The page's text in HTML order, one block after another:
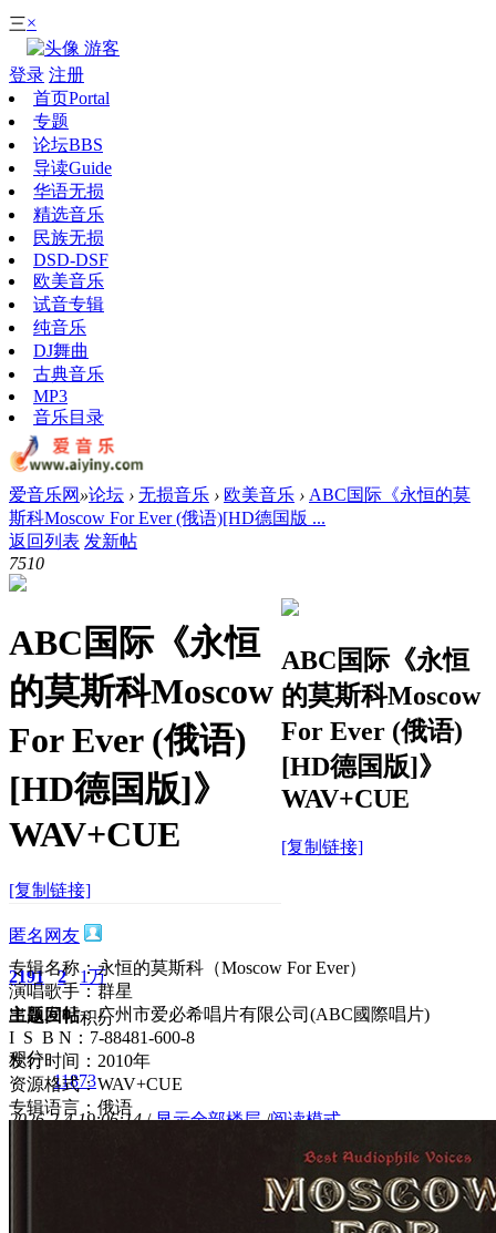
三×
游客
登录 注册
首页Portal
专题
论坛BBS
导读Guide
华语无损
精选音乐
民族无损
DSD-DSF
欧美音乐
试音专辑
纯音乐
DJ舞曲
古典音乐
MP3
音乐目录
爱音乐网 »论坛 › 无损音乐 › 欧美音乐 › ABC国际《永恒的莫
斯科Moscow For Ever (俄语)[HD德国版 ...
返回列表 发新帖
7510
ABC国际《永恒
的莫斯科Moscow
For Ever (俄语)
[HD德国版]》
WAV+CUE
[复制链接]
ABC国际《永恒
的莫斯科Moscow
For Ever (俄语)
[HD德国版]》
WAV+CUE
[复制链接]
匿名网友
2191
主题
2
回帖
1万
积分
积分
11873
2026-2-4 19:06:14 / 显示全部楼层 /阅读模式
专辑名称：永恒的莫斯科（Moscow For Ever）
演唱歌手：群星
出版发行：广州市爱必希唱片有限公司(ABC國際唱片)
I S B N：7-88481-600-8
发行时间：2010年
资源格式：WAV+CUE
专辑语言：俄语